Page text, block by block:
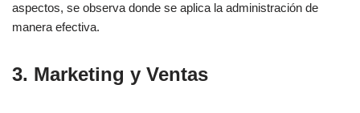
aspectos, se observa donde se aplica la administración de
manera efectiva.
3. Marketing y Ventas